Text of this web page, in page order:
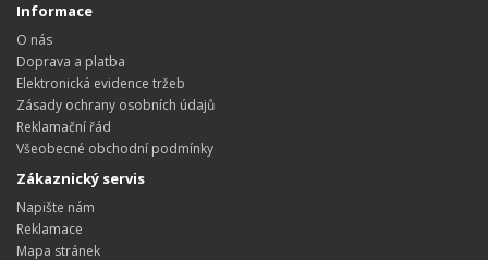
Informace
O nás
Doprava a platba
Elektronická evidence tržeb
Zásady ochrany osobních údajů
Reklamační řád
Všeobecné obchodní podmínky
Zákaznický servis
Napište nám
Reklamace
Mapa stránek